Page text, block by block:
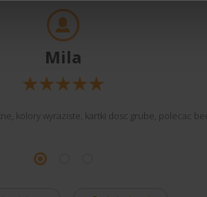
Mila
kolory wyraziste, kartki dosc grube, polecac